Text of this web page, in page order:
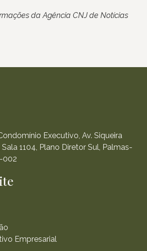
da Agência CNJ de Notícias
Executivo, Av. Siqueira
1104, Plano Diretor Sul, Palmas-
002
Empresarial